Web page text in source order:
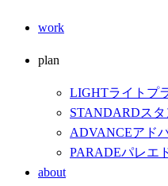
work
plan
LIGHTライトプ
STANDARDス
ADVANCEアド
PARADEパレエ
about